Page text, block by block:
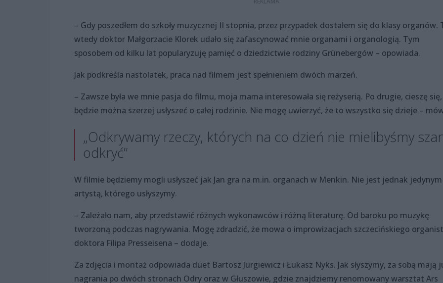
– Gdy poszedłem do szkoły muzycznej II stopnia, przez przypadek dostałem się do klasy organów.
wtedy doktor Małgorzacie Klorek udało się zafascynować mnie organami i organologią. Tym
sposobem od kilku lat popularyzuję pamięć o dziedzictwie rodziny Grünebergów – opowiada.
Jak podkreśla nastolatek, praca nad filmem jest spełnieniem dwóch marzeń.
– Zawsze była we mnie pasja do filmu, moja mama interesowała się reżyserią. Po drugie, cieszę
będzie można szerzej usłyszeć o całej rodzinie. Nie mogę uwierzyć, że to wszystko się dzieje –
„Odkrywamy rzeczy, których na co dzień nie mielibyśmy
odkryć”
W filmie będziemy mogli usłyszeć jak Jan gra na m.in. organach w Menkin. Nie jest jednak jedynym
artystą, którego usłyszymy.
– Zależało nam, aby przedstawić różnych wykonawców i różną literaturę. Od baroku po muzykę
tworzoną podczas nagrywania. Mogę zdradzić, że mowa o improwizacjach szczecińskiego
doktora Filipa Presseisena – dodaje.
Za zdjęcia i montaż odpowiada duet Bartosz Jurgiewicz i Łukasz Nyks. Jak słyszymy, za sobą mają
nagrania po dwóch stronach Odry oraz w Głuszowie, gdzie znajdziemy renomowany warsztat Ars